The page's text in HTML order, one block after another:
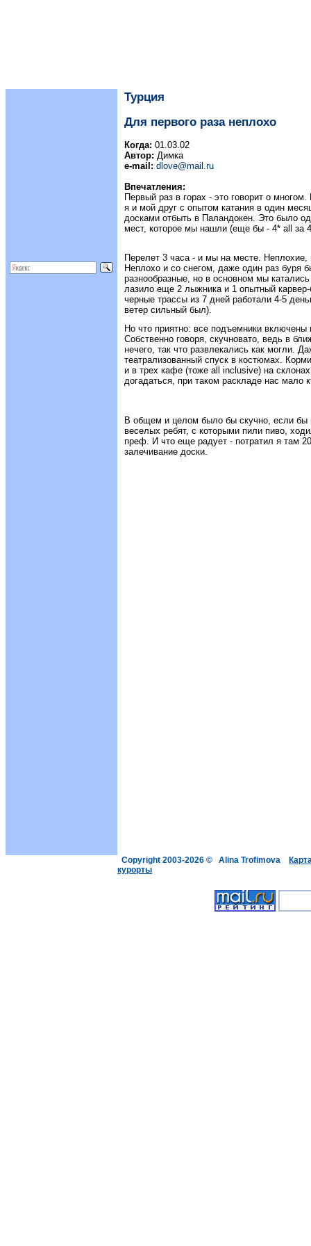
Турция
Для первого раза неплохо
Когда: 01.03.02
Автор: Димка
e-mail: dlove@mail.ru
Впечатления:
Первый раз в горах - это говорит о многом.
я и мой друг с опытом катания в один
досками отбыть в Паландокен. Это было
мест, которое мы нашли (еще бы - 4* all за
Перелет 3 часа - и мы на месте. Неплохие,
Неплохо и со снегом, даже один раз буря
разнообразные, но в основном мы
лазило еще 2 лыжника и 1 опытный
черные трассы из 7 дней работали 4-5
ветер сильный был).
Но что приятно: все подъемники включены
Собственно говоря, скучновато, ведь в
нечего, так что развлекались как могли.
театрализованный спуск в костюмах.
и в трех кафе (тоже all inclusive) на
догадаться, при таком раскладе нас мало
В общем и целом было бы скучно, если бы
веселых ребят, с которыми пили пиво,
преф. И что еще радует - потратил я там
залечивание доски.
Copyright 2003-2026 © Alina Trofimova
курорты